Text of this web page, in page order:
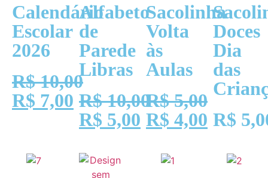
Calendário
Escolar
2026
R$10,00
R$ 7,00
Alfabeto
de
Parede
Libras
R$10,00
R$ 5,00
Sacolinha
Volta
às
Aulas
R$5,00
R$ 4,00
Doces
Dia
das
R$